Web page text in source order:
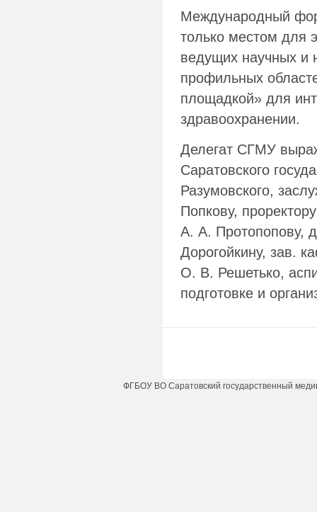
Международный
только местом для
ведущих научных и
профильных
площадкой» для
здравоохранении.
Делегат СГМУ
Саратовского
Разумовского,
Попкову,
А. А. Протопопову,
Дорогойкину, зав.
О. В. Решетько,
подготовке и
ФГБОУ ВО Саратовский государственный